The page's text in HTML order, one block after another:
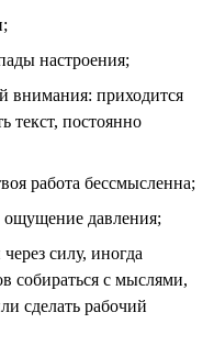
настроения;
внимания: приходится
текст, постоянно
работа бессмысленна;
давления;
силу, иногда
собираться с мыслями,
сделать рабочий